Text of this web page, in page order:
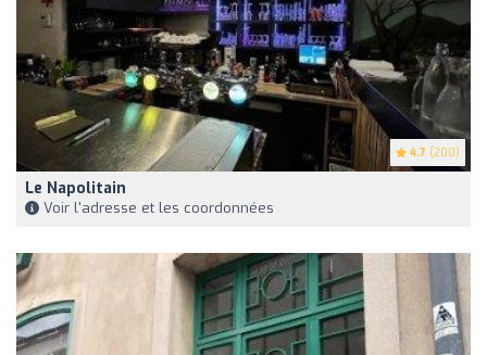
4.7 (200)
Le Napolitain
Voir l'adresse et les coordonnées